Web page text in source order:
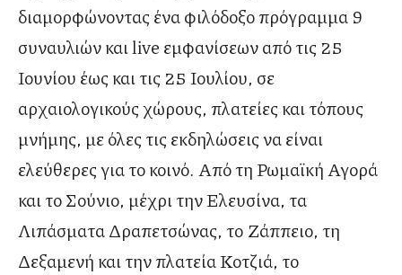
διαμορφώνοντας ένα φιλόδοξο πρόγραμμα 9
συναυλιών και live εμφανίσεων από τις 25
Ιουνίου έως και τις 25 Ιουλίου, σε
αρχαιολογικούς χώρους, πλατείες και τόπους
μνήμης, με όλες τις εκδηλώσεις να είναι
ελεύθερες για το κοινό. Από τη Ρωμαϊκή Αγορά
και το Σούνιο, μέχρι την Ελευσίνα, τα
Λιπάσματα Δραπετσώνας, το Ζάππειο, τη
Δεξαμενή και την πλατεία Κοτζιά, το